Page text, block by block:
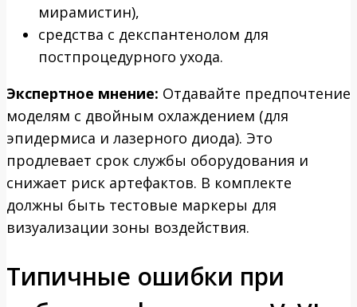
мирамистин),
средства с декспантенолом для
постпроцедурного ухода.
Экспертное мнение: Отдавайте предпочтение
моделям с двойным охлаждением (для
эпидермиса и лазерного диода). Это
продлевает срок службы оборудования и
снижает риск артефактов. В комплекте
должны быть тестовые маркеры для
визуализации зоны воздействия.
Типичные ошибки при